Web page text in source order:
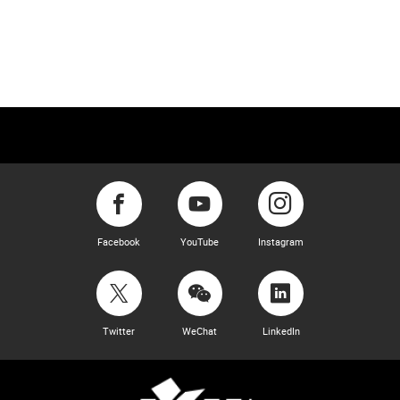
Facebook YouTube Instagram
Twitter WeChat LinkedIn